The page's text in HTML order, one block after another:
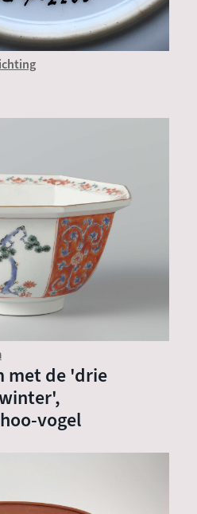
met de 'drie
vogel